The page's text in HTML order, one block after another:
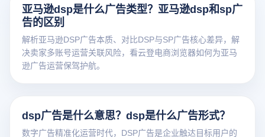
亚马逊dsp是什么广告类型？亚马逊dsp和sp广
告的区别
解析亚马逊DSP广告本质、对比DSP与SP广告核心差异，解
决卖家多账号运营关联风险，看云登电商浏览器如何为亚马
逊广告运营保驾护航。
dsp广告是什么意思？dsp是什么广告形式？
数字广告精准化运营时代，DSP广告是企业触达目标用户的